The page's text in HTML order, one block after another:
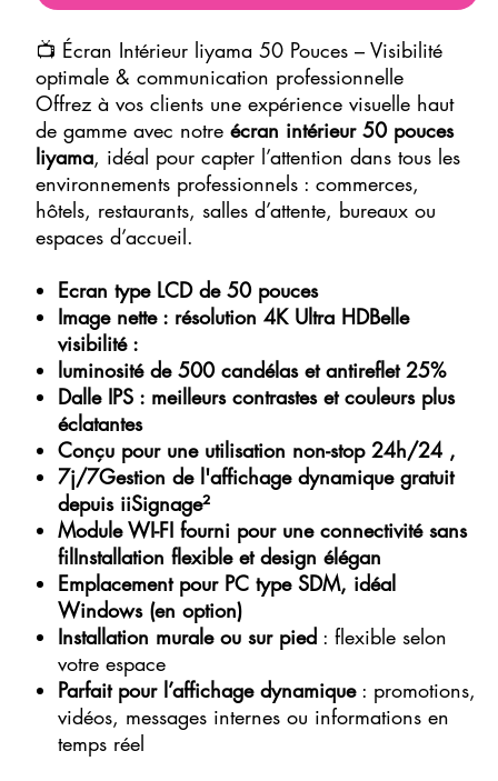
📺 Écran Intérieur liyama 50 Pouces – Visibilité
optimale & communication professionnelle
Offrez à vos clients une expérience visuelle haut
de gamme avec notre écran intérieur 50 pouces
liyama, idéal pour capter l’attention dans tous les
environnements professionnels : commerces,
hôtels, restaurants, salles d’attente, bureaux ou
espaces d’accueil.
Ecran type LCD de 50 pouces
Image nette : résolution 4K Ultra HDBelle
visibilité :
luminosité de 500 candélas et antireflet 25%
Dalle IPS : meilleurs contrastes et couleurs plus
éclatantes
Conçu pour une utilisation non-stop 24h/24 ,
7j/7Gestion de l'affichage dynamique gratuit
depuis iiSignage²
Module WI-FI fourni pour une connectivité sans
filInstallation flexible et design élégan
Emplacement pour PC type SDM, idéal
Windows (en option)
Installation murale ou sur pied: flexible selon
votre espace
Parfait pour l’affichage dynamique: promotions,
vidéos, messages internes ou informations en
temps réel